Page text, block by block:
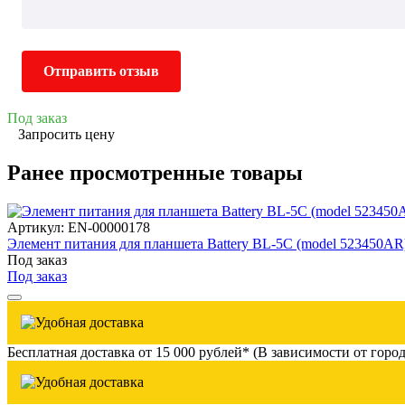
Отправить отзыв
Под заказ
Запросить цену
Ранее просмотренные товары
Артикул: EN-00000178
Элемент питания для планшета Battery BL-5C (model
Под заказ
Под заказ
Бесплатная доставка от 15 000 рублей* (В зависимости от